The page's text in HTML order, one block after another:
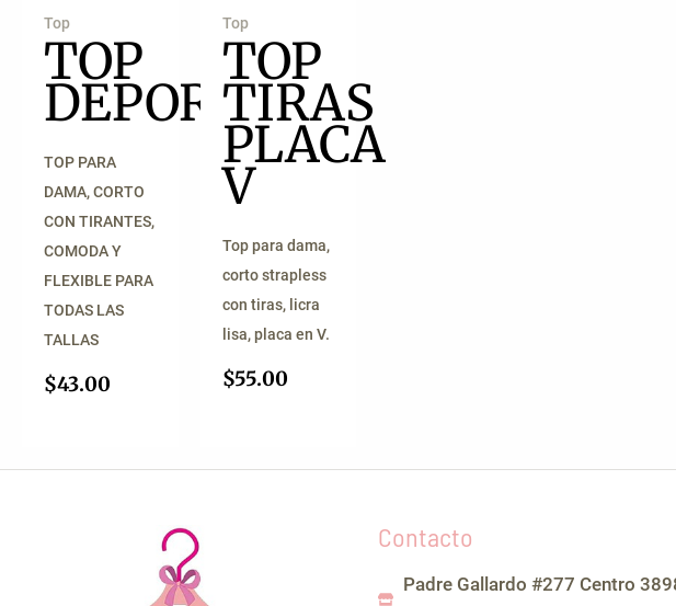
Top
TOP
DEPORTIVO
TOP PARA
DAMA, CORTO
CON TIRANTES,
COMODA Y
FLEXIBLE PARA
TODAS LAS
TALLAS
$43.00
Top
TOP
TIRAS
PLACA
V
Top para dama,
corto strapless
con tiras, licra
lisa, placa en V.
$55.00
Contacto
Padre Gallardo #277 Centro